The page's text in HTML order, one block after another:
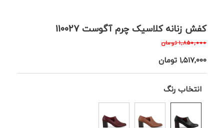
کفش زنانه کلاسیک چرم آگوست 110027
۱,۸۵۰,۰۰۰ تومان
۱,۵۱۷,۰۰۰ تومان
انتخاب رنگ